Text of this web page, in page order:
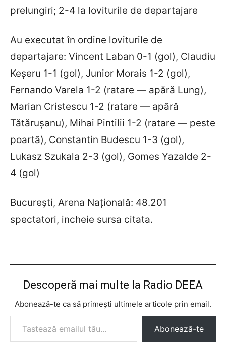
prelungiri; 2-4 la loviturile de departajare
Au executat în ordine loviturile de
departajare: Vincent Laban 0-1 (gol), Claudiu
Keșeru 1-1 (gol), Junior Morais 1-2 (gol),
Fernando Varela 1-2 (ratare — apără Lung),
Marian Cristescu 1-2 (ratare — apără
Tătărușanu), Mihai Pintilii 1-2 (ratare — peste
poartă), Constantin Budescu 1-3 (gol),
Lukasz Szukala 2-3 (gol), Gomes Yazalde 2-
4 (gol)
București, Arena Națională: 48.201
spectatori, incheie sursa citata.
Descoperă mai multe la Radio DEEA
Abonează-te ca să primești ultimele articole prin email.
Tastează emailul tău...
Abonează-te